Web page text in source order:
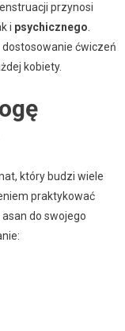
przynosi
i psychicznego.
ćwiczeń
kobiety.
który budzi wiele
praktykować
do swojego